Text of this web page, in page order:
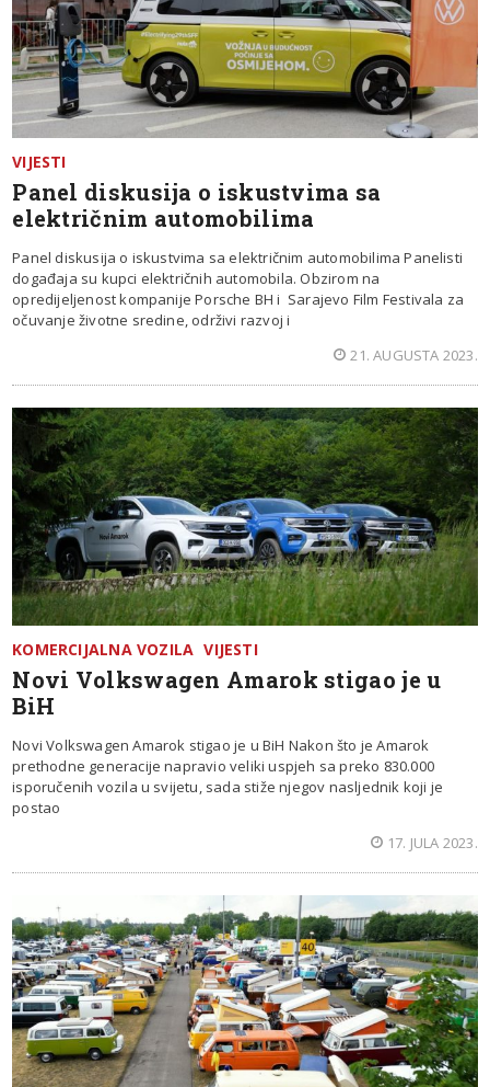
VIJESTI
Panel diskusija o iskustvima sa
električnim automobilima
Panel diskusija o iskustvima sa električnim automobilima Panelisti
događaja su kupci električnih automobila. Obzirom na
opredijeljenost kompanije Porsche BH i Sarajevo Film Festivala za
očuvanje životne sredine, održivi razvoj i
21. AUGUSTA 2023.
KOMERCIJALNA VOZILA VIJESTI
Novi Volkswagen Amarok stigao je u
BiH
Novi Volkswagen Amarok stigao je u BiH Nakon što je Amarok
prethodne generacije napravio veliki uspjeh sa preko 830.000
isporučenih vozila u svijetu, sada stiže njegov nasljednik koji je
postao
17. JULA 2023.